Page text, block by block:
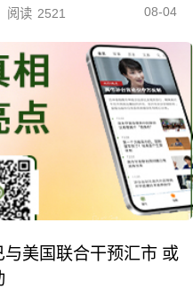
阅读 2521 08-04
与美国联合干预汇市 或